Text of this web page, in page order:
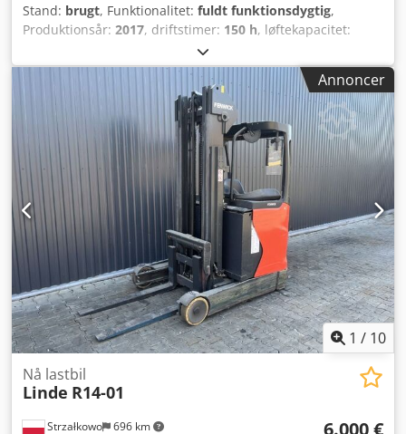
Stand: brugt, Funktionalitet: fuldt funktionsdygtig,
Produktionsår: 2017, driftstimer: 150 h, løftekapacitet:
5.160 mm
brændstoftype:elektrisk, mastetype:triplex,
bygningshøjde:
, drivtype: Elektro , Reachtruck
ISO-klasse: ISO klasse 2 = 1.000 - 2.500 kg Masttype: Triplex
Djdsxaf Svopfx Apwekr Stand: Klar til brug og fuldt
funktionsdygtig Teknisk stand: god Batteri volt: 48V
Sideskifter,
Annoncer
1 / 10
Strzałkowo 696 km
Nå lastbil
Linde R14-01